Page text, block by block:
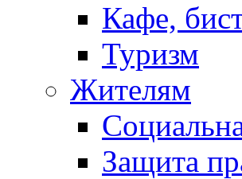
Кафе,
Туризм
Жителям
Защита